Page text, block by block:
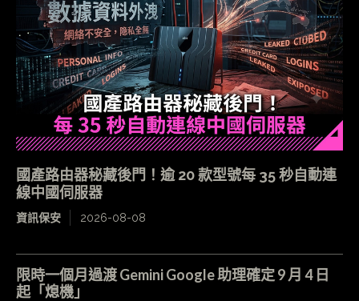
國產路由器秘藏後門！逾 20 款型號每 35 秒自動連
線中國伺服器
資訊保安 2026-08-08
限時一個月過渡 Gemini Google 助理確定 9 月 4 日
起「熄機」